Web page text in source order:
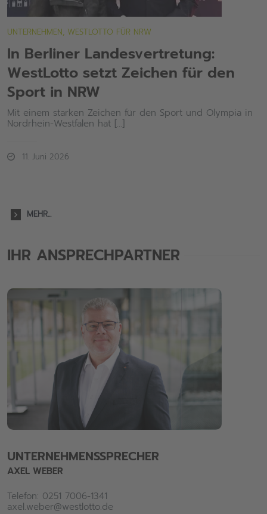
UNTERNEHMEN, WESTLOTTO FÜR NRW
In Berliner Landesvertretung:
WestLotto setzt Zeichen für den
Sport in NRW
Mit einem starken Zeichen für den Sport und Olympia in
Nordrhein-Westfalen hat [...]
11. Juni 2026
MEHR...
IHR ANSPRECHPARTNER
UNTERNEHMENSSPRECHER
AXEL WEBER
Telefon: 0251 7006-1341
axel.weber@westlotto.de